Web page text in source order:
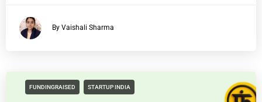
By Vaishali Sharma
FUNDINGRAISED STARTUP INDIA